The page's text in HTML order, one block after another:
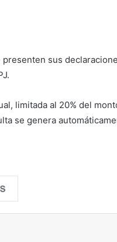
sus
limitada al 20% del
se genera